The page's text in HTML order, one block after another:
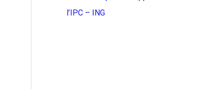
l’IPC – ING